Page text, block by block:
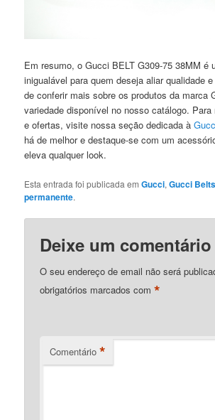
Em resumo, o Gucci BELT G309-75 38MM é
inigualável para quem deseja aliar qualidade
de conferir mais sobre os produtos da marca
variedade disponível no nosso catálogo.
e ofertas, visite nossa seção dedicada à
há de melhor e destaque-se com um
eleva qualquer look.
Esta entrada foi publicada emGucci,Gucci Belts
permanente.
Deixe um comentário
O seu endereço de email não será
obrigatórios marcados com*
Comentário *